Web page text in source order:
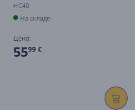
HC40
На складе
Цена:
5599 €